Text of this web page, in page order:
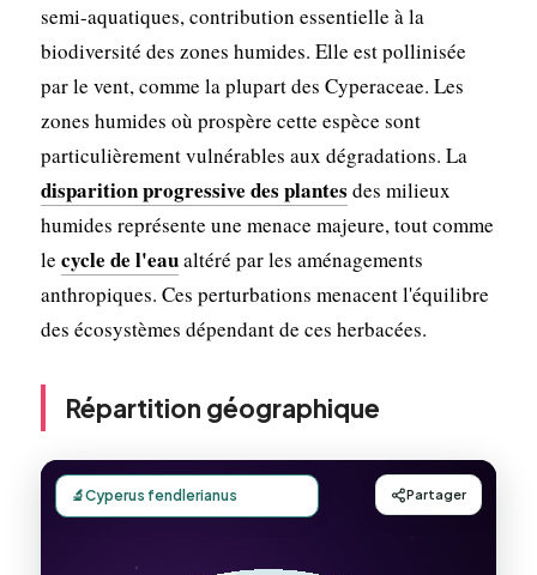
semi-aquatiques, contribution essentielle à la
biodiversité des zones humides. Elle est pollinisée
par le vent, comme la plupart des Cyperaceae. Les
zones humides où prospère cette espèce sont
particulièrement vulnérables aux dégradations. La
disparition progressive des plantes des milieux
humides représente une menace majeure, tout comme
le cycle de l'eaualtéré par les aménagements
anthropiques. Ces perturbations menacent l'équilibre
des écosystèmes dépendant de ces herbacées.
Répartition géographique